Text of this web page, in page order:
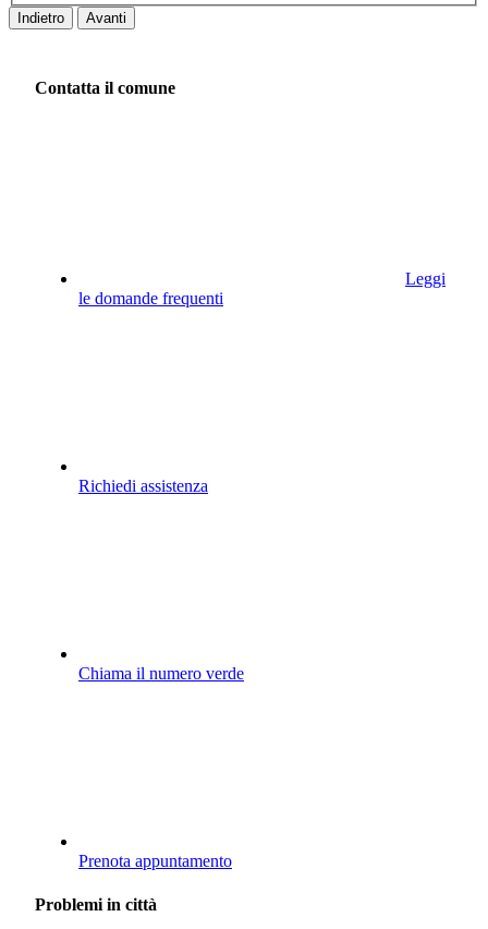
Indietro Avanti
Contatta il comune
Leggi
le domande frequenti
Richiedi assistenza
Chiama il numero verde
Prenota appuntamento
Problemi in città